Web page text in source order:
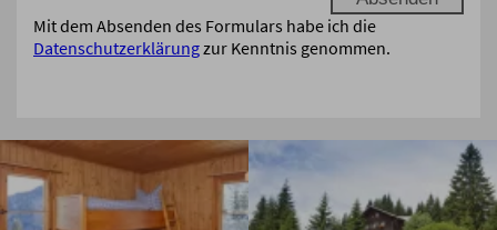
Mit dem Absenden des Formulars habe ich die
Datenschutzerklärungzur Kenntnis genommen.